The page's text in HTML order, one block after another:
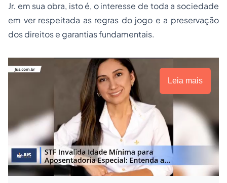
Jr. em sua obra, isto é, o interesse de toda a sociedade
em ver respeitada as regras do jogo e a preservação
dos direitos e garantias fundamentais.
Leia mais